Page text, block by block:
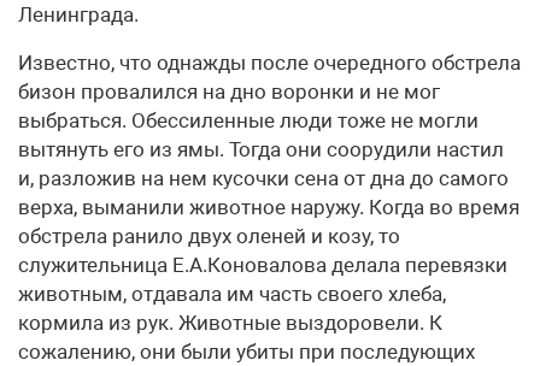
Ленинграда.
Известно, что однажды после очередного обстрела
бизон провалился на дно воронки и не мог
выбраться. Обессиленные люди тоже не могли
вытянуть его из ямы. Тогда они соорудили настил
и, разложив на нем кусочки сена от дна до самого
верха, выманили животное наружу. Когда во время
обстрела ранило двух оленей и козу, то
служительница Е.А.Коновалова делала перевязки
животным, отдавала им часть своего хлеба,
кормила из рук. Животные выздоровели. К
сожалению, они были убиты при последующих